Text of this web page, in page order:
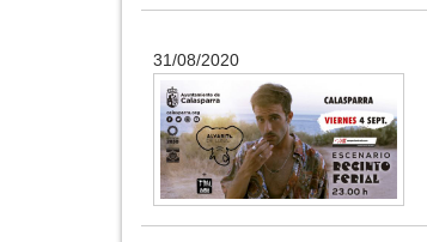
31/08/2020